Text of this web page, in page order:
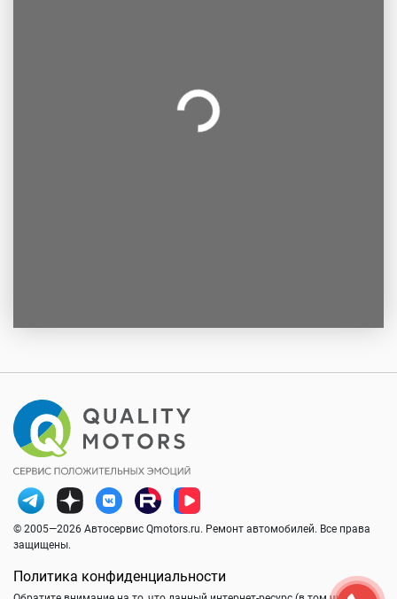
© 2005—2026 Автосервис Qmotors.ru. Ремонт автомобилей. Все права
защищены.
Политика конфиденциальности